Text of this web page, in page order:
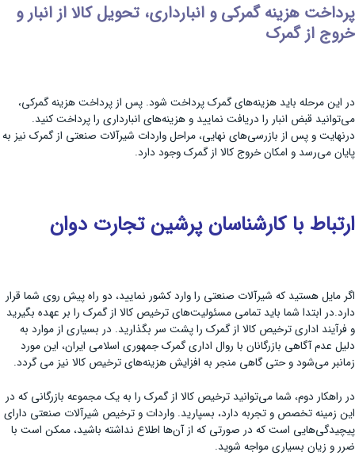
پرداخت هزینه گمرکی و انبارداری، تحویل کالا از انبار و
خروج از گمرک
در این مرحله باید هزینه‌های گمرک پرداخت شود. پس از پرداخت هزینه گمرکی،
می‌توانید قبض انبار را دریافت نمایید و هزینه‌های انبارداری را پرداخت کنید.
درنهایت و پس از بازرسی‌های نهایی، مراحل واردات شیرآلات صنعتی از گمرک نیز به
پایان می‌رسد و امکان خروج کالا از گمرک وجود دارد.
ارتباط با کارشناسان پرشین تجارت دوان
اگر مایل هستید که شیرآلات صنعتی را وارد کشور نمایید، دو راه پیش روی شما قرار
دارد.در ابتدا شما باید تمامی مسئولیت‌های ترخیص کالا از گمرک را بر عهده بگیرید
و فرآیند اداری ترخیص کالا از گمرک را پشت سر بگذارید. در بسیاری از موارد به
دلیل عدم آگاهی بازرگانان با روال اداری گمرک جمهوری اسلامی ایران، این مورد
زمانبر می‌شود و حتی گاهی منجر به افزایش هزینه‌های ترخیص کالا نیز می گردد.
در راهکار دوم، شما می‌توانید ترخیص کالا از گمرک را به یک مجموعه بازرگانی که در
این زمینه تخصص و تجربه دارد، بسپارید. واردات و ترخیص شیرآلات صنعتی دارای
پیچیدگی‌هایی است که در صورتی که از آن‌ها اطلاع نداشته باشید، ممکن است با
ضرر و زیان بسیاری مواجه شوید.